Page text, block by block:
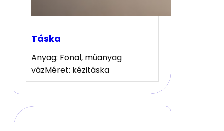
Táska
Anyag: Fonal, müanyag
vázMéret: kézitáska